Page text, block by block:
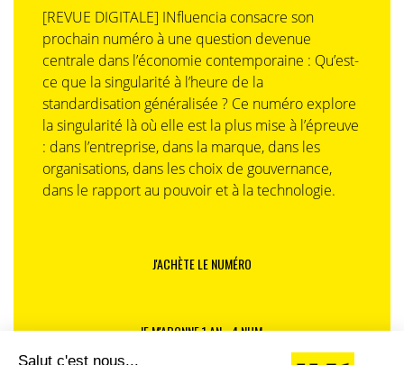
[REVUE DIGITALE] INfluencia consacre son
prochain numéro à une question devenue
centrale dans l’économie contemporaine : Qu’est-
ce que la singularité à l’heure de la
standardisation généralisée ? Ce numéro explore
la singularité là où elle est la plus mise à l’épreuve
: dans l’entreprise, dans la marque, dans les
organisations, dans les choix de gouvernance,
dans le rapport au pouvoir et à la technologie.
J'ACHÈTE LE NUMÉRO
JE M'ABONNE 1 AN - 4 NUM.